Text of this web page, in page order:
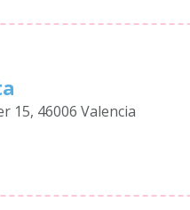
15, 46006 Valencia